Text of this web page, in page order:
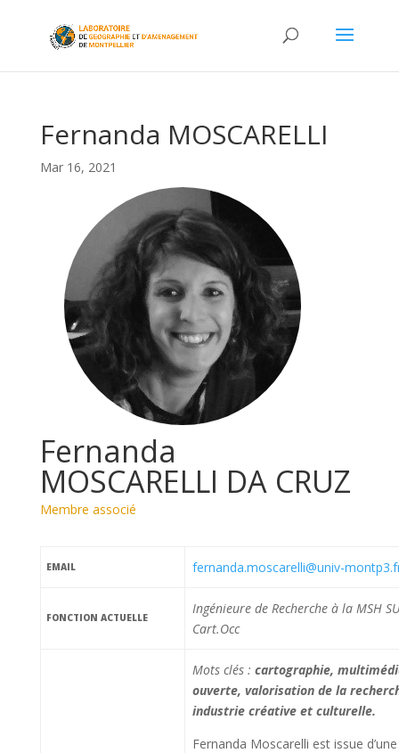
Fernanda MOSCARELLI
Mar 16, 2021
Fernanda
MOSCARELLI DA CRUZ
Membre associé
EMAIL fernanda.moscarelli@univ-
FONCTION ACTUELLE
Ingénieure de Recherche à la MSH
Cart.Occ
Mots clés : cartographie,
ouverte, valorisation de la
industrie créative et culturelle.
Fernanda Moscarelli est issue